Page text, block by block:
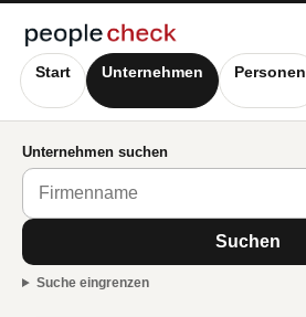
Start Unternehmen Personen
Unternehmen suchen
Suchen
Suche eingrenzen